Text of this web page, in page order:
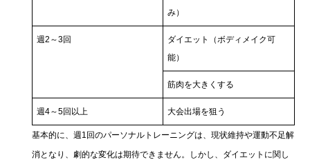
み）
週2～3回
ダイエット（ボディメイク可
能）
筋肉を大きくする
週4～5回以上 大会出場を狙う
基本的に、週1回のパーソナルトレーニングは、現状維持や運動不足解
消となり、劇的な変化は期待できません。しかし、ダイエットに関し